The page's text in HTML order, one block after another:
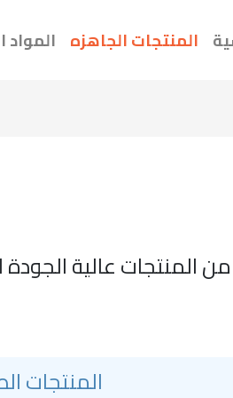
المنتجات الجاهزه المواد
عالية الجودة
المنتجات